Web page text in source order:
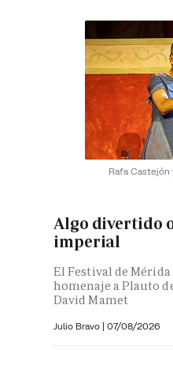
Rafa Castejón
Algo divertido
imperial
El Festival de Mérida
homenaje a Plauto
David Mamet
Julio Bravo | 07/08/2026